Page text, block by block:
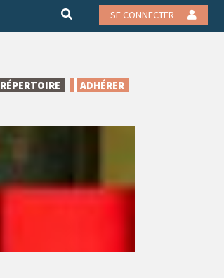
SE CONNECTER
RÉPERTOIRE ADHÉRER